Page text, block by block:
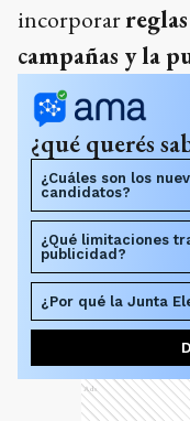
incorporar
campañas y la
¿qué querés
¿Cuáles son los
candidatos?
¿Qué limitaciones
publicidad?
¿Por qué la Junta
Ads